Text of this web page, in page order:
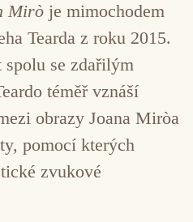
Mirò je mimochodem
Tearda z roku 2015.
se zdařilým
téměř vznáší
obrazy Joana Miròa
pomocí kterých
zvukové